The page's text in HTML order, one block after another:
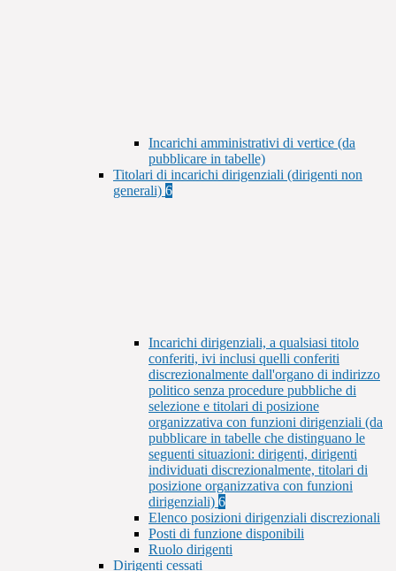
Incarichi amministrativi di vertice (da
pubblicare in tabelle)
Titolari di incarichi dirigenziali (dirigenti non
generali) 6
Incarichi dirigenziali, a qualsiasi titolo
conferiti, ivi inclusi quelli conferiti
discrezionalmente dall'organo di indirizzo
politico senza procedure pubbliche di
selezione e titolari di posizione
organizzativa con funzioni dirigenziali (da
pubblicare in tabelle che distinguano le
seguenti situazioni: dirigenti, dirigenti
individuati discrezionalmente, titolari di
posizione organizzativa con funzioni
dirigenziali) 6
Elenco posizioni dirigenziali discrezionali
Posti di funzione disponibili
Ruolo dirigenti
Dirigenti cessati